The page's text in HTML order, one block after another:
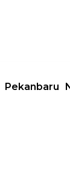
Pekanbaru